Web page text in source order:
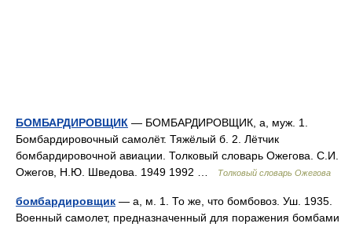
БОМБАРДИРОВЩИК — БОМБАРДИРОВЩИК, а, муж. 1.
Бомбардировочный самолёт. Тяжёлый б. 2. Лётчик
бомбардировочной авиации. Толковый словарь Ожегова. С.И.
Ожегов, Н.Ю. Шведова. 1949 1992 …
Толковый словарь Ожегова
бомбардировщик — а, м. 1. То же, что бомбовоз. Уш. 1935.
Военный самолет, предназначенный для поражения бомбами